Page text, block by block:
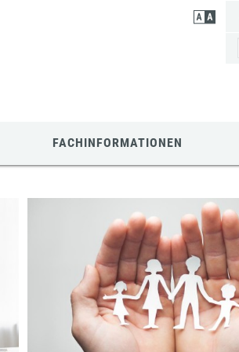
FACHINFORMATIONEN